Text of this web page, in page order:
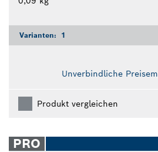
Varianten: 1
Unverbindliche
Produkt vergleichen
PRO